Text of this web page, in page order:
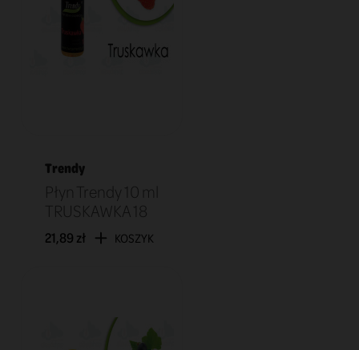
Trendy
Płyn Trendy 10 ml
TRUSKAWKA 18
21,89 zł KOSZYK